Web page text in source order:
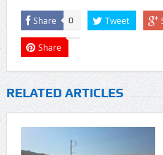
Share 0 Tweet
Share
RELATED ARTICLES